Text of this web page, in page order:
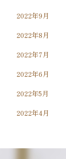
2022年9月
2022年8月
2022年7月
2022年6月
2022年5月
2022年4月